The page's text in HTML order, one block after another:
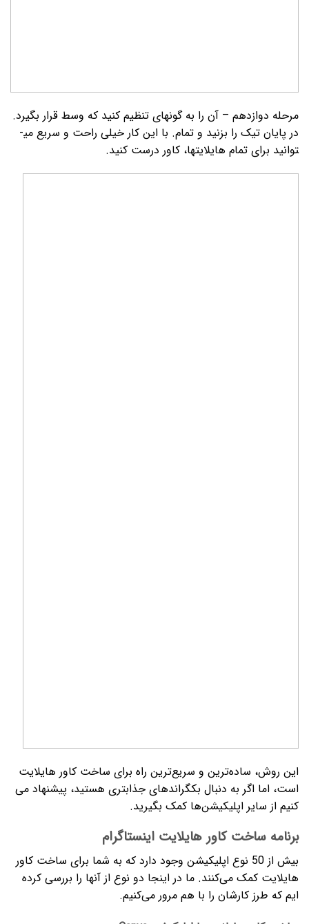
مرحله دوازدهم – آن را به گونه­ای تنظیم کنید که وسط قرار بگیرد.
در پایان تیک را بزنید و تمام. با این کار خیلی راحت و سریع می­
توانید برای تمام هایلایت­ها، کاور درست کنید.
این روش، ساده‌­ترین و سریع‌­ترین راه برای ساخت کاور هایلایت
است، اما اگر به دنبال بک­گراندهای جذاب­تری هستید، پیشنهاد می­‌
کنیم از سایر اپلیکیشن­‌ها کمک بگیرید.
برنامه ساخت کاور هایلایت اینستاگرام
بیش از 50 نوع اپلیکیشن وجود دارد که به شما برای ساخت کاور
هایلایت کمک می­‌کنند. ما در اینجا دو نوع از آنها را بررسی کرده­‌
ایم که طرز کارشان را با هم مرور می­‌کنیم.